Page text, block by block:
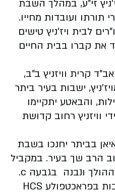
זי"ע, במהלך השבת
תורתו ועובדות מחייו.
לבית ויז'ניץ טישים
את קברו בבית החיים
קרית וויזניץ ב"ב,
ישבות בעיר ביתר
והבאטע יתקיימו
וויזניץ רחוב קדושת
בביתר יחנכו בשבת
הרב שך בעיר. במקביל
האדמו"ר מבאבוב 45 ישבות בפראכטפולע HCS